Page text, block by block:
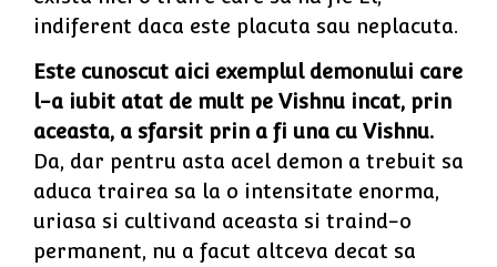
indiferent daca este placuta sau neplacuta.
Este cunoscut aici exemplul demonului care
l-a iubit atat de mult pe Vishnu incat, prin
aceasta, a sfarsit prin a fi una cu Vishnu.
Da, dar pentru asta acel demon a trebuit sa
aduca trairea sa la o intensitate enorma,
uriasa si cultivand aceasta si traind-o
permanent, nu a facut altceva decat sa